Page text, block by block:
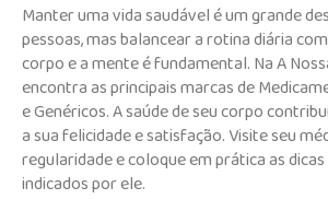
Manter uma vida saudável é um grande
pessoas, mas balancear a rotina diária
corpo e a mente é fundamental. Na A
encontra as principais marcas de
e Genéricos. A saúde de seu corpo
a sua felicidade e satisfação. Visite seu
regularidade e coloque em prática as
indicados por ele.